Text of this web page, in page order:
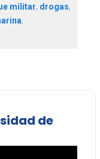
militar, drogas,
,
de